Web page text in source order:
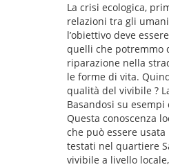
La crisi ecologica,
relazioni tra gli
l’obiettivo deve
quelli che potremmo
riparazione nella
le forme di vita.
qualità del vivibile ?
Basandosi su
Questa conoscenza
che può essere
testati nel quartiere
vivibile a livello